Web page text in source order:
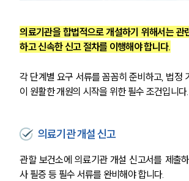
의료기관을 합법적으로 개설하기 위해서는 관
하고 신속한 신고 절차를 이행해야 합니다.
각 단계별 요구 서류를 꼼꼼히 준비하고, 법정
이 원활한 개원의 시작을 위한 필수 조건입니다.
의료기관 개설 신고
관할 보건소에 의료기관 개설 신고서를 제출
사 필증 등 필수 서류를 완비해야 합니다.